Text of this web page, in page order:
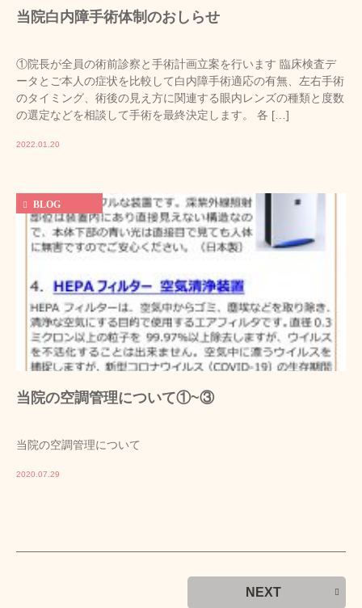
当院白内障手術体制のおしらせ
①院長が全員の術前診察と手術計画立案を行います 臨床検査デ
ータとご本人の症状を比較して白内障手術適応の有無、左右手術
のタイミング、術後の見え方に関連する眼内レンズの種類と度数
の選定などを相談して手術を最終決定します。 各 […]
2022.01.20
BLOG
当院の空調管理について①~③
当院の空調管理について
2020.07.29
NEXT